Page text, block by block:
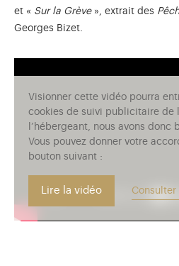
et « Sur la Grève », extrait des
Georges Bizet.
Visionner cette vidéo pourra
cookies de suivi publicitaire de
l’hébergeant, nous avons donc
Vous pouvez donner votre
bouton suivant :
Lire la vidéo